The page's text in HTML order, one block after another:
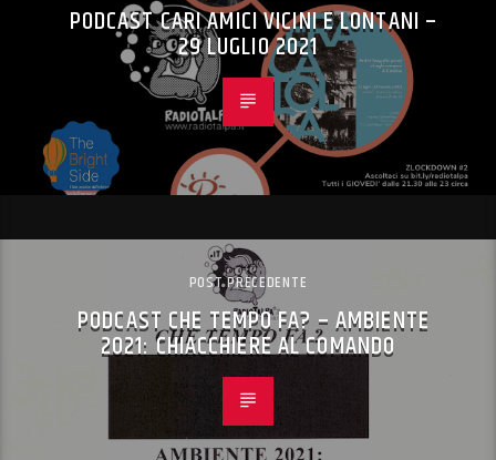
PODCAST CARI AMICI VICINI E LONTANI –
29 LUGLIO 2021
POST PRECEDENTE
PODCAST CHE TEMPO FA? – AMBIENTE
2021: CHIACCHIERE AL COMANDO